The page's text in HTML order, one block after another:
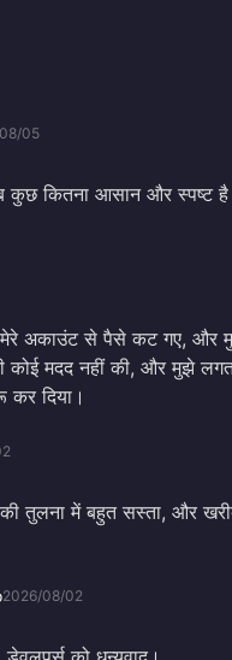
05
कितना आसान और स्पष्ट
अकाउंट से पैसे कट गए, और
कोई मदद नहीं की, और मुझे
कर दिया।
की तुलना में बहुत सस्ता, और
2026/08/02